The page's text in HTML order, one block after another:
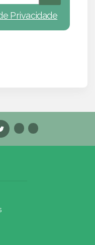
Privacidade